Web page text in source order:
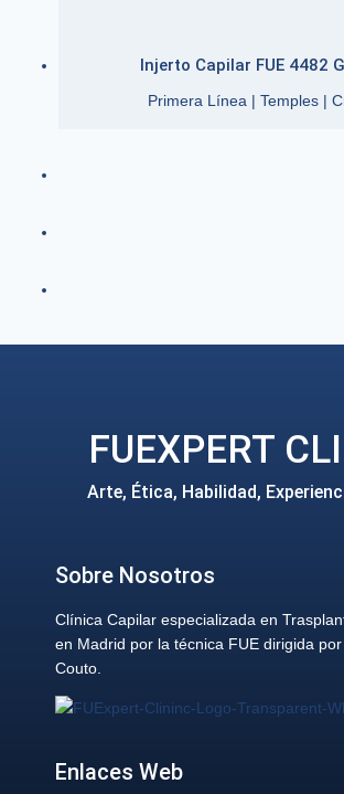
Injerto Capilar FUE 4482
Primera Línea | Temples |
FUEXPERT
Arte, Ética, Habilidad,
Sobre Nosotros
Clínica Capilar especializada en
en Madrid por la técnica FUE dirigida
Couto.
Enlaces Web